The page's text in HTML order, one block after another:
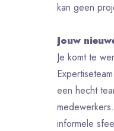
kan geen
Jouw
Je komt te
een hecht
informele